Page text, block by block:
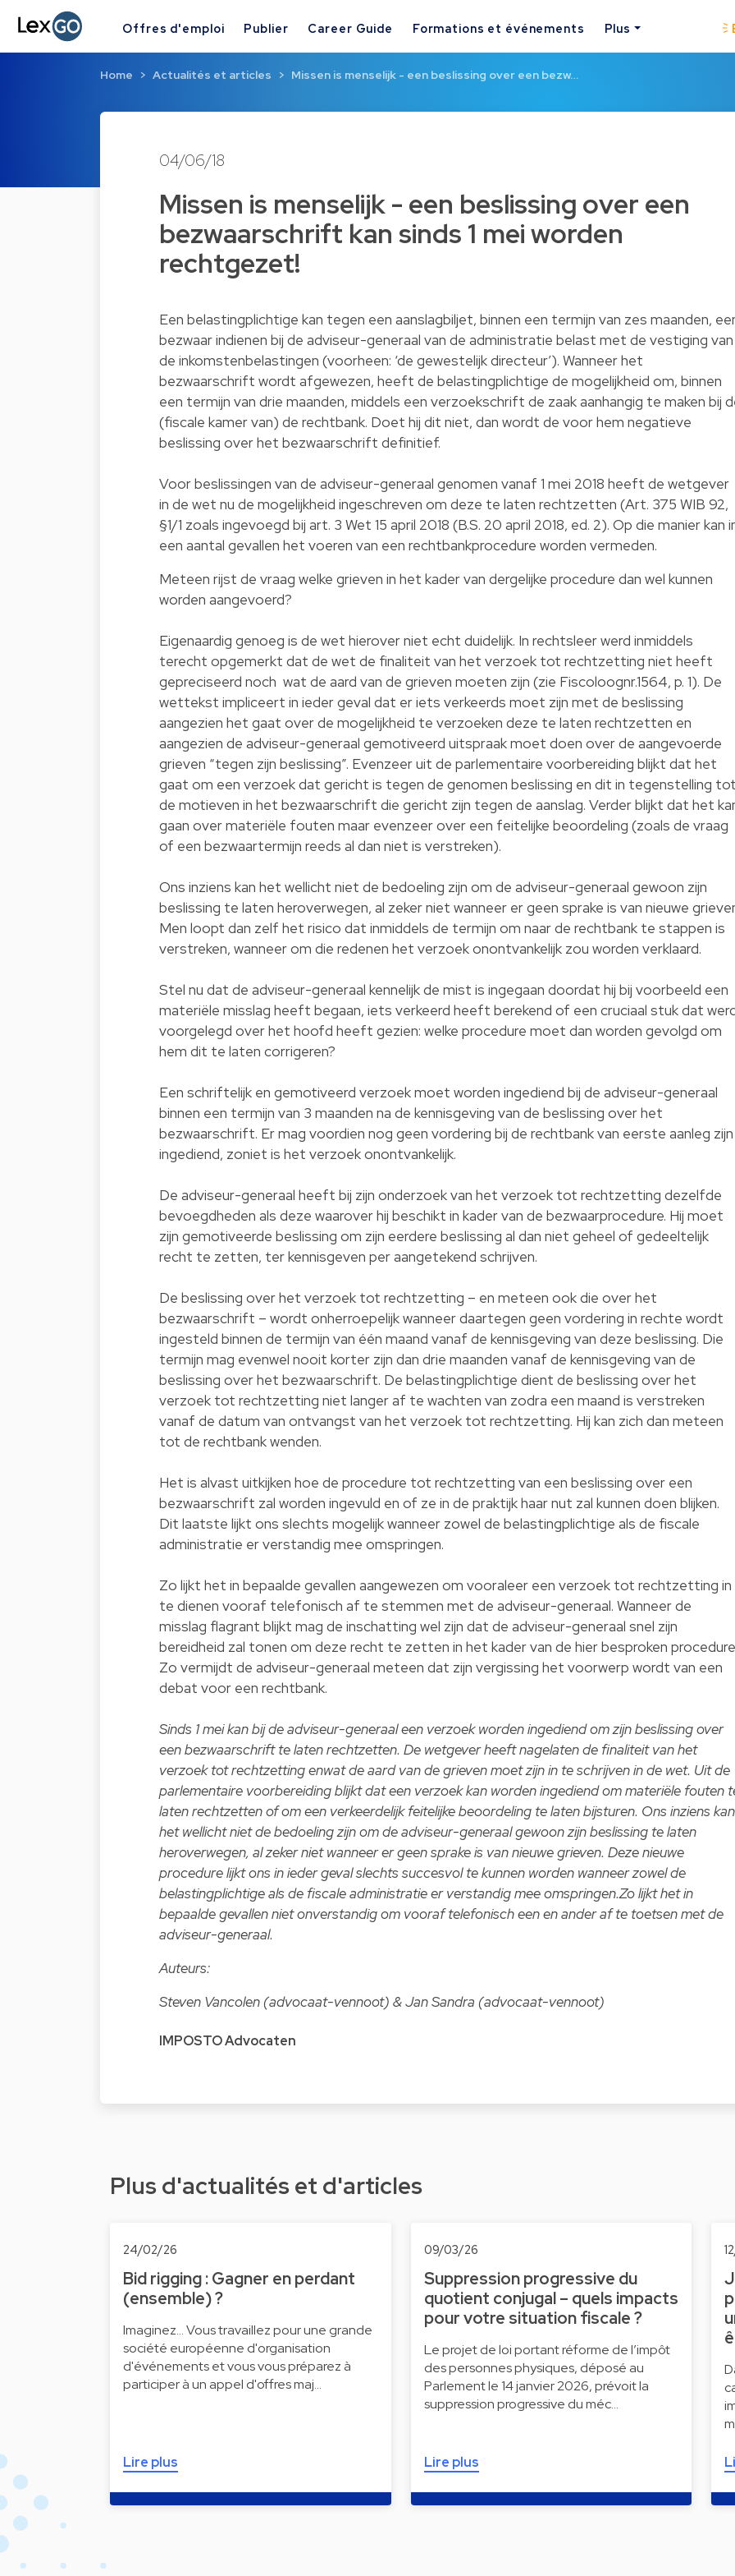
Offres d'emploi Publier Career Guide Formations et événements Plus
Home Actualités et articles Missen is menselijk - een beslissing over een bezw…
04/06/18
Missen is menselijk - een beslissing over een
bezwaarschrift kan sinds 1 mei worden
rechtgezet!
Een belastingplichtige kan tegen een aanslagbiljet, binnen een termijn van zes maanden,
bezwaar indienen bij de adviseur-generaal van de administratie belast met de vestiging van
de inkomstenbelastingen (voorheen: ‘de gewestelijk directeur’). Wanneer het
bezwaarschrift wordt afgewezen, heeft de belastingplichtige de mogelijkheid om, binnen
een termijn van drie maanden, middels een verzoekschrift de zaak aanhangig te maken bij
(fiscale kamer van) de rechtbank. Doet hij dit niet, dan wordt de voor hem negatieve
beslissing over het bezwaarschrift definitief.
Voor beslissingen van de adviseur-generaal genomen vanaf 1 mei 2018 heeft de wetgever
in de wet nu de mogelijkheid ingeschreven om deze te laten rechtzetten (Art. 375 WIB 92,
§1/1 zoals ingevoegd bij art. 3 Wet 15 april 2018 (B.S. 20 april 2018, ed. 2). Op die manier kan
een aantal gevallen het voeren van een rechtbankprocedure worden vermeden.
Meteen rijst de vraag welke grieven in het kader van dergelijke procedure dan wel kunnen
worden aangevoerd?
Eigenaardig genoeg is de wet hierover niet echt duidelijk. In rechtsleer werd inmiddels
terecht opgemerkt dat de wet de finaliteit van het verzoek tot rechtzetting niet heeft
gepreciseerd noch wat de aard van de grieven moeten zijn (zie Fiscoloognr.1564, p. 1). De
wettekst impliceert in ieder geval dat er iets verkeerds moet zijn met de beslissing
aangezien het gaat over de mogelijkheid te verzoeken deze te laten rechtzetten en
aangezien de adviseur-generaal gemotiveerd uitspraak moet doen over de aangevoerde
grieven “tegen zijn beslissing”. Evenzeer uit de parlementaire voorbereiding blijkt dat het
gaat om een verzoek dat gericht is tegen de genomen beslissing en dit in tegenstelling
de motieven in het bezwaarschrift die gericht zijn tegen de aanslag. Verder blijkt dat het
gaan over materiële fouten maar evenzeer over een feitelijke beoordeling (zoals de vraag
of een bezwaartermijn reeds al dan niet is verstreken).
Ons inziens kan het wellicht niet de bedoeling zijn om de adviseur-generaal gewoon zijn
beslissing te laten heroverwegen, al zeker niet wanneer er geen sprake is van nieuwe
Men loopt dan zelf het risico dat inmiddels de termijn om naar de rechtbank te stappen is
verstreken, wanneer om die redenen het verzoek onontvankelijk zou worden verklaard.
Stel nu dat de adviseur-generaal kennelijk de mist is ingegaan doordat hij bij voorbeeld een
materiële misslag heeft begaan, iets verkeerd heeft berekend of een cruciaal stuk dat
voorgelegd over het hoofd heeft gezien: welke procedure moet dan worden gevolgd om
hem dit te laten corrigeren?
Een schriftelijk en gemotiveerd verzoek moet worden ingediend bij de adviseur-generaal
binnen een termijn van 3 maanden na de kennisgeving van de beslissing over het
bezwaarschrift. Er mag voordien nog geen vordering bij de rechtbank van eerste aanleg zijn
ingediend, zoniet is het verzoek onontvankelijk.
De adviseur-generaal heeft bij zijn onderzoek van het verzoek tot rechtzetting dezelfde
bevoegdheden als deze waarover hij beschikt in kader van de bezwaarprocedure. Hij moet
zijn gemotiveerde beslissing om zijn eerdere beslissing al dan niet geheel of gedeeltelijk
recht te zetten, ter kennisgeven per aangetekend schrijven.
De beslissing over het verzoek tot rechtzetting – en meteen ook die over het
bezwaarschrift – wordt onherroepelijk wanneer daartegen geen vordering in rechte wordt
ingesteld binnen de termijn van één maand vanaf de kennisgeving van deze beslissing. Die
termijn mag evenwel nooit korter zijn dan drie maanden vanaf de kennisgeving van de
beslissing over het bezwaarschrift. De belastingplichtige dient de beslissing over het
verzoek tot rechtzetting niet langer af te wachten van zodra een maand is verstreken
vanaf de datum van ontvangst van het verzoek tot rechtzetting. Hij kan zich dan meteen
tot de rechtbank wenden.
Het is alvast uitkijken hoe de procedure tot rechtzetting van een beslissing over een
bezwaarschrift zal worden ingevuld en of ze in de praktijk haar nut zal kunnen doen blijken.
Dit laatste lijkt ons slechts mogelijk wanneer zowel de belastingplichtige als de fiscale
administratie er verstandig mee omspringen.
Zo lijkt het in bepaalde gevallen aangewezen om vooraleer een verzoek tot rechtzetting in
te dienen vooraf telefonisch af te stemmen met de adviseur-generaal. Wanneer de
misslag flagrant blijkt mag de inschatting wel zijn dat de adviseur-generaal snel zijn
bereidheid zal tonen om deze recht te zetten in het kader van de hier besproken
Zo vermijdt de adviseur-generaal meteen dat zijn vergissing het voorwerp wordt van een
debat voor een rechtbank.
Sinds 1 mei kan bij de adviseur-generaal een verzoek worden ingediend om zijn beslissing over
een bezwaarschrift te laten rechtzetten. De wetgever heeft nagelaten de finaliteit van het
verzoek tot rechtzetting enwat de aard van de grieven moet zijn in te schrijven in de wet. Uit de
parlementaire voorbereiding blijkt dat een verzoek kan worden ingediend om materiële fouten
laten rechtzetten of om een verkeerdelijk feitelijke beoordeling te laten bijsturen. Ons inziens kan
het wellicht niet de bedoeling zijn om de adviseur-generaal gewoon zijn beslissing te laten
heroverwegen, al zeker niet wanneer er geen sprake is van nieuwe grieven. Deze nieuwe
procedure lijkt ons in ieder geval slechts succesvol te kunnen worden wanneer zowel de
belastingplichtige als de fiscale administratie er verstandig mee omspringen.Zo lijkt het in
bepaalde gevallen niet onverstandig om vooraf telefonisch een en ander af te toetsen met de
adviseur-generaal.
Auteurs:
Steven Vancolen (advocaat-vennoot) & Jan Sandra (advocaat-vennoot)
IMPOSTO Advocaten
Plus d'actualités et d'articles
24/02/26
Bid rigging : Gagner en perdant
(ensemble) ?
Imaginez... Vous travaillez pour une grande
société européenne d'organisation
d'événements et vous vous préparez à
participer à un appel d'offres maj…
Lire plus
09/03/26
Suppression progressive du
quotient conjugal – quels impacts
pour votre situation fiscale ?
Le projet de loi portant réforme de l’impôt
des personnes physiques, déposé au
Parlement le 14 janvier 2026, prévoit la
suppression progressive du méc…
Lire plus